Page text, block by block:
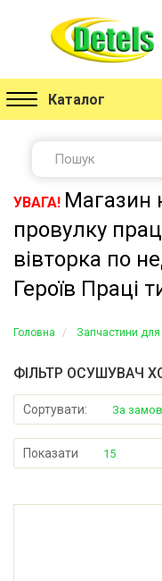
Каталог
УВАГА! Магазин
провулку
вівторка по
Героїв Праці
Головна Запчастини для
ФІЛЬТР ОСУШУВАЧ
Сортувати: За
Показати 15